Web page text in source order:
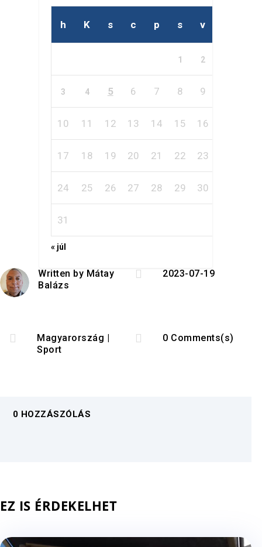
h K s c p s v
1 2
3 4 5 6 7 8 9
10 11 12 13 14 15 16
17 18 19 20 21 22 23
24 25 26 27 28 29 30
31
« júl
Written by Mátay
Balázs
 2023-07-19
 Magyarország |
Sport
 0 Comments(s)
0 HOZZÁSZÓLÁS
EZ IS ÉRDEKELHET